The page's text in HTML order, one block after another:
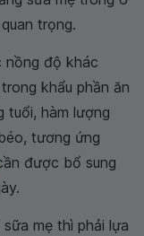
trọng.
nồng độ khác
khẩu phần ăn
tuổi, hàm lượng
tương ứng
được bổ sung
mẹ thì phải lựa